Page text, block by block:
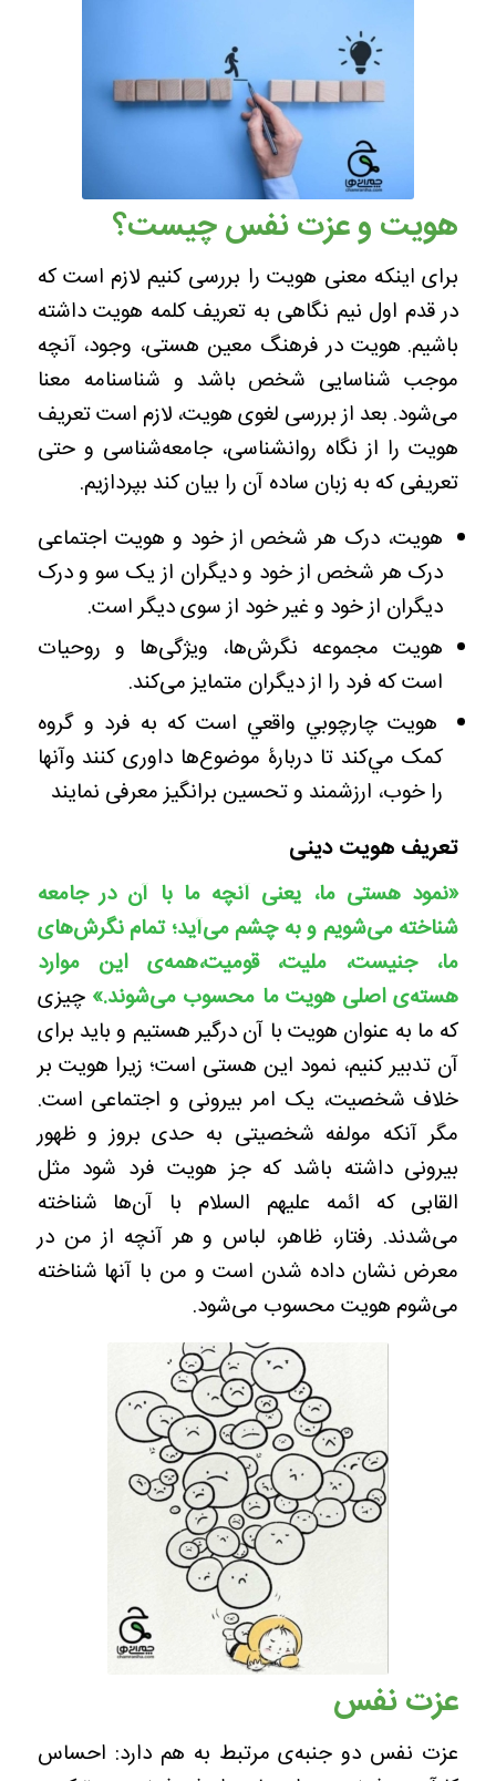
هویتوعزت‌ نفس چیست؟
برای اینکه معنی هویت را بررسی کنیم لازم است که
در قدم اول نیم نگاهی به تعریف کلمه هویت داشته
باشیم. هویت در فرهنگ معین هستی، وجود، آنچه
موجب شناسایی شخص باشد و شناسنامه معنا
می‌شود. بعد از بررسی لغوی هویت، لازم است تعریف
هویت را از نگاه روانشناسی، جامعه‌شناسی و حتی
تعریفی که به زبان ساده آن را بیان کند بپردازیم.
هویت، درک هر شخص از خود و هویت اجتماعی
درک هر شخص از خود و دیگران از یک سو و درک
دیگران از خود و غیر خود از سوی دیگر است.
هویت مجموعه نگرش‌ها، ویژگی‌ها و روحیات
است که فرد را از دیگران متمایز می‌کند.
هويت چارچوبي واقعي است كه به فرد و گروه
كمک مي‌كند تا دربارۀ موضوع‌ها داوری كنند وآنها
را خوب، ارزشمند و تحسين برانگيز معرفی نمايند
تعریف هویت دینی
«نمود هستی ما، یعنی آنچه ما با آن در جامعه
شناخته می‌شویم و به چشم ‌می‌آید؛ تمام نگرش‌های
ما، جنیست، ملیت، قومیت،همه‌ی این موارد
هسته‌ی اصلی هویت ما محسوب می‌شوند.» چیزی
که ما به عنوان هویت با آن درگیر هستیم و باید برای
آن تدبیر کنیم، نمود این هستی است؛ زیرا هویت بر
خلاف شخصیت، یک امر بیرونی و اجتماعی است.
مگر آنکه مولفه شخصیتی به حدی بروز و ظهور
بیرونی داشته باشد که جز هویت فرد شود مثل
القابی که ائمه علیهم السلام با آن‌ها شناخته
می‌شدند. رفتار، ظاهر، لباس و هر آنچه از من در
معرض نشان داده شدن است و من با آنها شناخته
می‌شوم هویت محسوب می‌شود.
عزت نفس
عزت نفس دو جنبه‌ی مرتبط به هم دارد:‌ احساس